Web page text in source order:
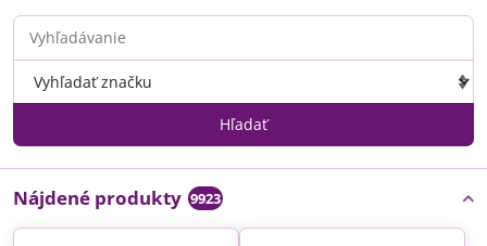
Hľadať
Nájdené produkty 9923